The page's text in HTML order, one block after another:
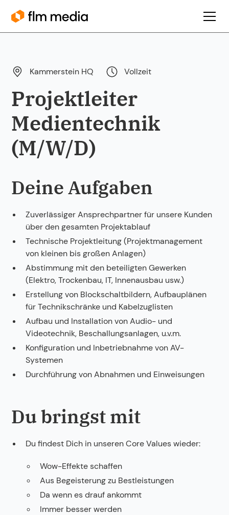
Kammerstein HQ Vollzeit
Projektleiter
Medientechnik
(M/W/D)
Deine Aufgaben
Zuverlässiger Ansprechpartner für unsere Kunden
über den gesamten Projektablauf
Technische Projektleitung (Projektmanagement
von kleinen bis großen Anlagen)
Abstimmung mit den beteiligten Gewerken
(Elektro, Trockenbau, IT, Innenausbau usw.)
Erstellung von Blockschaltbildern, Aufbauplänen
für Technikschränke und Kabelzuglisten
Aufbau und Installation von Audio- und
Videotechnik, Beschallungsanlagen, u.v.m.
Konfiguration und Inbetriebnahme von AV-
Systemen
Durchführung von Abnahmen und Einweisungen
Du bringst mit
Du findest Dich in unseren Core Values wieder:
Wow-Effekte schaffen
Aus Begeisterung zu Bestleistungen
Da wenn es drauf ankommt
Immer besser werden